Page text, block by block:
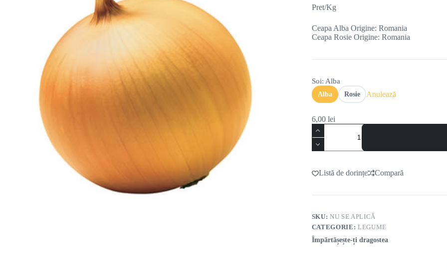
Pret/Kg
Ceapa Alba Origine: Romania
Ceapa Rosie Origine: Romania
Soi: Alba
Alba Rosie Anulează
6,00 lei
Listă de dorințe Compară
SKU:NU SE APLICĂ
CATEGORIE: LEGUME
Împărtășește-ți dragostea